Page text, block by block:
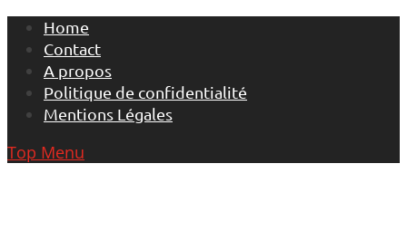
Skip
content
Home
Contact
A propos
Politique de confidentialité
Mentions Légales
Top Menu